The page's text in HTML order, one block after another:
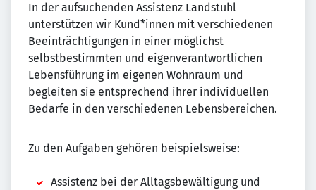
In der aufsuchenden Assistenz Landstuhl
unterstützen wir Kund*innen mit verschiedenen
Beeinträchtigungen in einer möglichst
selbstbestimmten und eigenverantwortlichen
Lebensführung im eigenen Wohnraum und
begleiten sie entsprechend ihrer individuellen
Bedarfe in den verschiedenen Lebensbereichen.
Zu den Aufgaben gehören beispielsweise:
Assistenz bei der Alltagsbewältigung und